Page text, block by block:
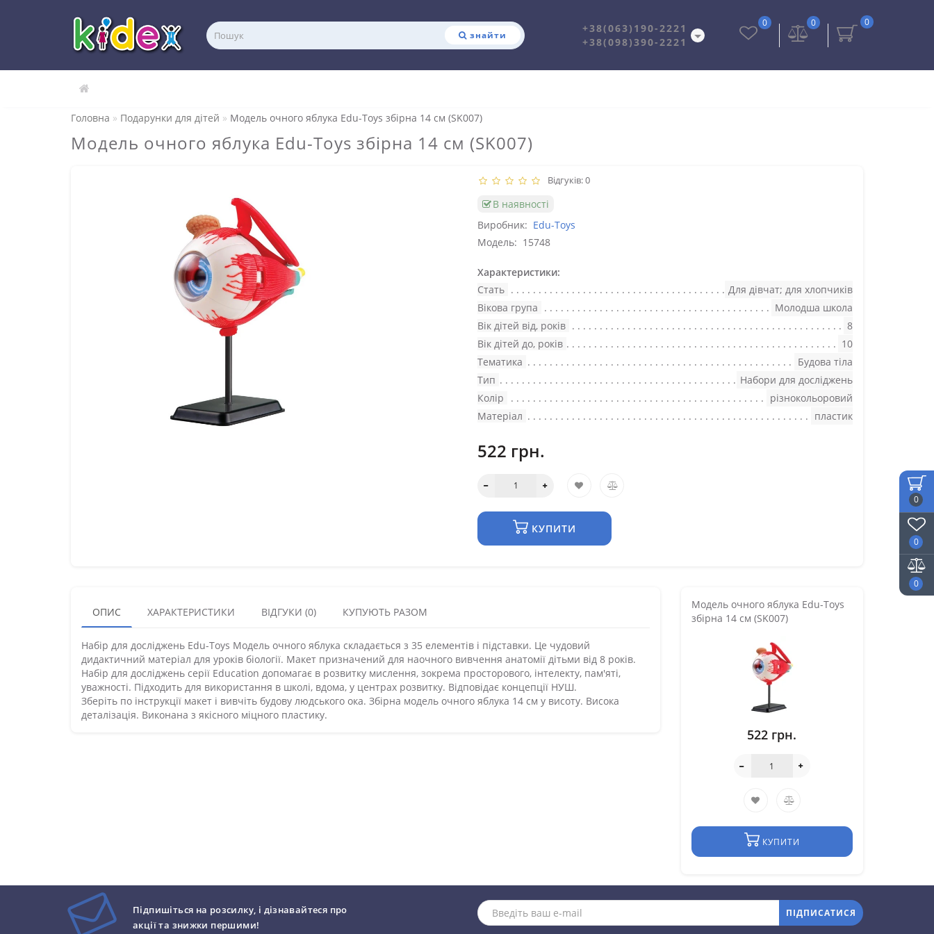
0
0
0
знайти
+38(063)190-2221
+38(098)390-2221
0
0
0
Головна Подарунки для дітей Модель очного яблука Edu-Toys збірна 14 см (SK007)
Модель очного яблука Edu-Toys збірна 14 см (SK007)
Відгуків: 0
В наявності
Виробник: Edu-Toys
Модель: 15748
Характеристики:
Стать
Для дівчат; для хлопчиків
Вікова група
Молодша школа
Вік дітей від, років
8
Вік дітей до, років
10
Тематика
Будова тіла
Тип
Набори для досліджень
Колір
різнокольоровий
Матеріал
пластик
522 грн.
КУПИТИ
ОПИС ХАРАКТЕРИСТИКИ ВІДГУКИ (0) КУПУЮТЬ РАЗОМ
Набір для досліджень Edu-Toys Модель очного яблука складається з 35 елементів і підставки. Це чудовий
дидактичний матеріал для уроків біології. Макет призначений для наочного вивчення анатомії дітьми від 8 років.
Набір для досліджень серії Education допомагає в розвитку мислення, зокрема просторового, інтелекту, пам'яті,
уважності. Підходить для використання в школі, вдома, у центрах розвитку. Відповідає концепції НУШ.
Зберіть по інструкції макет і вивчіть будову людського ока. Збірна модель очного яблука 14 см у висоту. Висока
деталізація. Виконана з якісного міцного пластику.
Модель очного яблука Edu-Toys
збірна 14 см (SK007)
522 грн.
КУПИТИ
Підпишіться на розсилку, і дізнавайтеся про
акції та знижки першими!
ПІДПИСАТИСЯ